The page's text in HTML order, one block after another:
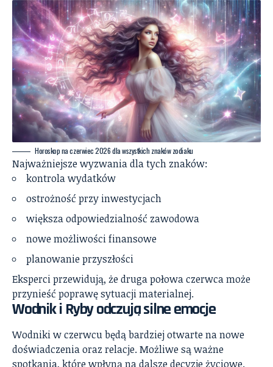
Horoskop na czerwiec 2026 dla wszystkich znaków zodiaku
Najważniejsze wyzwania dla tych znaków:
kontrola wydatków
ostrożność przy inwestycjach
większa odpowiedzialność zawodowa
nowe możliwości finansowe
planowanie przyszłości
Eksperci przewidują, że druga połowa czerwca może
przynieść poprawę sytuacji materialnej.
Wodnik i Ryby odczują silne emocje
Wodniki w czerwcu będą bardziej otwarte na nowe
doświadczenia oraz relacje. Możliwe są ważne
spotkania, które wpłyną na dalsze decyzje życiowe.